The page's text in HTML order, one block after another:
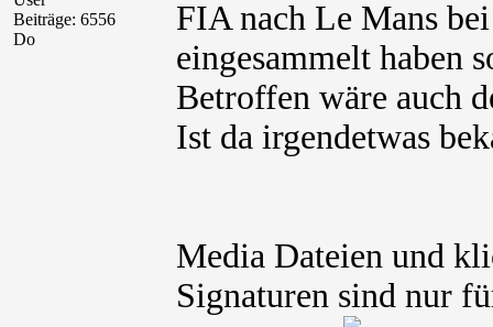
Beiträge: 6556
Do
FIA nach Le Mans
eingesammelt haben
Betroffen wäre auch
Ist da irgendetwas
Media Dateien und
Signaturen sind nur